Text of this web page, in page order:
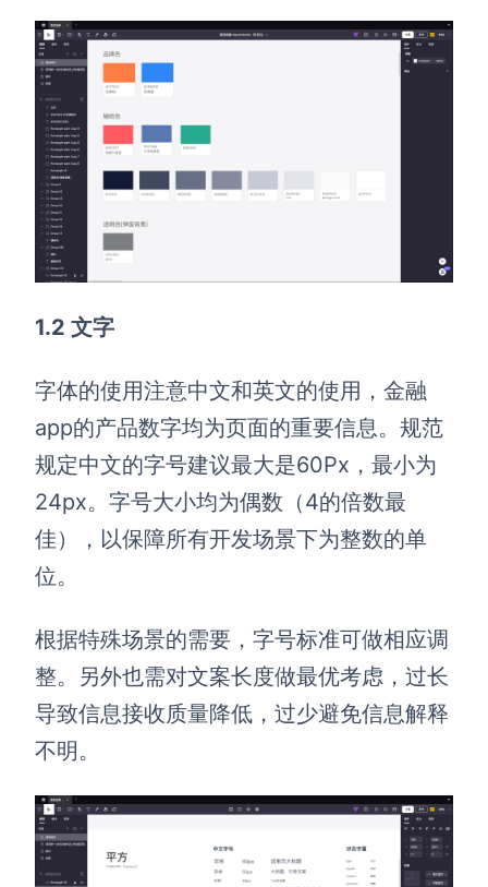
1.2 文字
字体的使用注意中文和英文的使用，金融
app的产品数字均为页面的重要信息。规范
规定中文的字号建议最大是60Px，最小为
24px。字号大小均为偶数（4的倍数最
佳），以保障所有开发场景下为整数的单
位。
根据特殊场景的需要，字号标准可做相应调
整。另外也需对文案长度做最优考虑，过长
导致信息接收质量降低，过少避免信息解释
不明。